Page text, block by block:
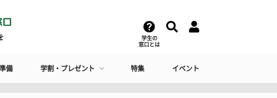
学生の
窓口とは
備 学割・プレゼント 特集 イベント